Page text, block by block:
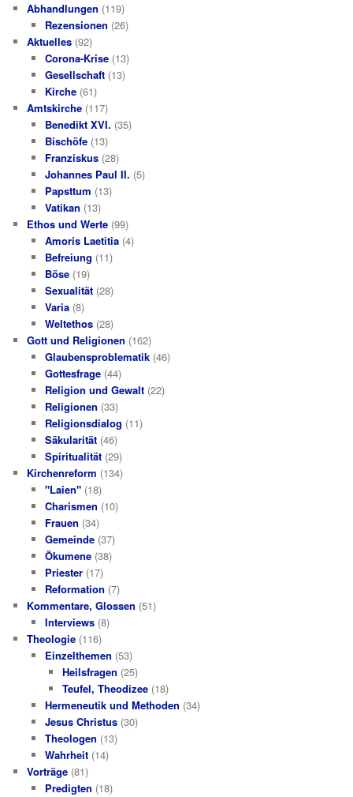
Abhandlungen (119)
Rezensionen (26)
Aktuelles (92)
Corona-Krise(13)
Gesellschaft(13)
Kirche(61)
Amtskirche (117)
Benedikt XVI. (35)
Bischöfe(13)
Franziskus(28)
Johannes Paul II. (5)
Papsttum (13)
Vatikan (13)
Ethos und Werte (99)
Amoris Laetitia(4)
Befreiung (11)
Böse(19)
Sexualität(28)
Varia(8)
Weltethos(28)
Gott und Religionen (162)
Glaubensproblematik(46)
Gottesfrage(44)
Religion und Gewalt(22)
Religionen (33)
Religionsdialog (11)
Säkularität(46)
Spiritualität(29)
Kirchenreform (134)
"Laien"(18)
Charismen (10)
Frauen (34)
Gemeinde(37)
Ökumene(38)
Priester(17)
Reformation (7)
Kommentare, Glossen (51)
Interviews(8)
Theologie (116)
Einzelthemen (53)
Heilsfragen (25)
Teufel, Theodizee (18)
Hermeneutik und Methoden (34)
Jesus Christus(30)
Theologen (13)
Wahrheit(14)
Vorträge (81)
Predigten (18)